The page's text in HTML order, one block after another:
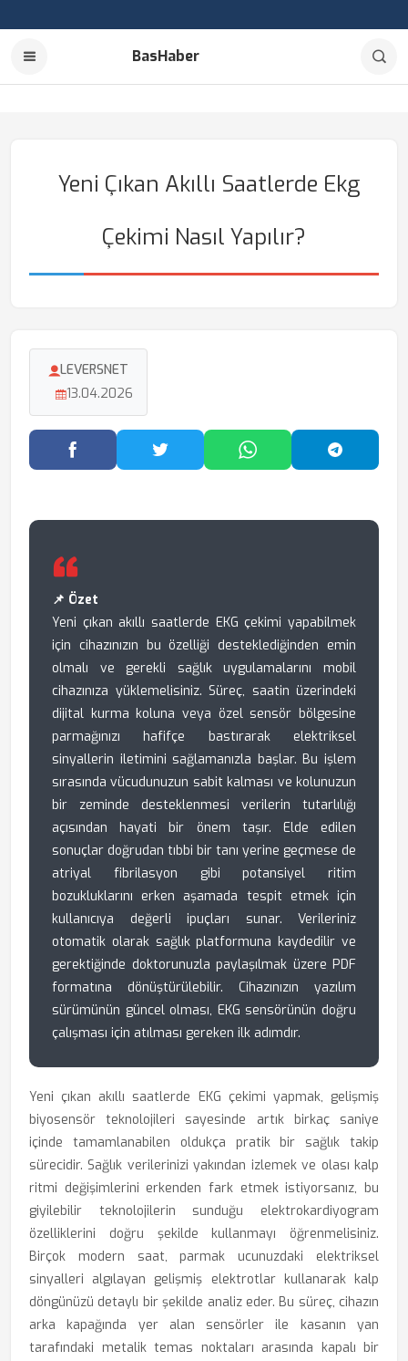
BasHaber
Yeni Çıkan Akıllı Saatlerde Ekg
Çekimi Nasıl Yapılır?
LEVERSNET
13.04.2026
Facebook'ta PaylaşTwitter'da PaylaşWhatsApp'ta Paylaş
📌 Özet
Yeni çıkan akıllı saatlerde EKG çekimi yapabilmek
için cihazınızın bu özelliği desteklediğinden emin
olmalı ve gerekli sağlık uygulamalarını mobil
cihazınıza yüklemelisiniz. Süreç, saatin üzerindeki
dijital kurma koluna veya özel sensör bölgesine
parmağınızı hafifçe bastırarak elektriksel
sinyallerin iletimini sağlamanızla başlar. Bu işlem
sırasında vücudunuzun sabit kalması ve kolunuzun
bir zeminde desteklenmesi verilerin tutarlılığı
açısından hayati bir önem taşır. Elde edilen
sonuçlar doğrudan tıbbi bir tanı yerine geçmese de
atriyal fibrilasyon gibi potansiyel ritim
bozukluklarını erken aşamada tespit etmek için
kullanıcıya değerli ipuçları sunar. Verileriniz
otomatik olarak sağlık platformuna kaydedilir ve
gerektiğinde doktorunuzla paylaşılmak üzere PDF
formatına dönüştürülebilir. Cihazınızın yazılım
sürümünün güncel olması, EKG sensörünün doğru
çalışması için atılması gereken ilk adımdır.
Yeni çıkan akıllı saatlerde EKG çekimi yapmak, gelişmiş
biyosensör teknolojileri sayesinde artık birkaç saniye
içinde tamamlanabilen oldukça pratik bir sağlık takip
sürecidir. Sağlık verilerinizi yakından izlemek ve olası kalp
ritmi değişimlerini erkenden fark etmek istiyorsanız, bu
giyilebilir teknolojilerin sunduğu elektrokardiyogram
özelliklerini doğru şekilde kullanmayı öğrenmelisiniz.
Birçok modern saat, parmak ucunuzdaki elektriksel
sinyalleri algılayan gelişmiş elektrotlar kullanarak kalp
döngünüzü detaylı bir şekilde analiz eder. Bu süreç, cihazın
arka kapağında yer alan sensörler ile kasanın yan
tarafındaki metalik temas noktaları arasında kapalı bir